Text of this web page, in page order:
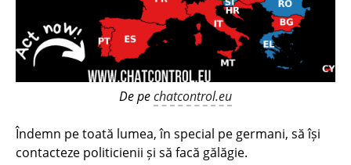
De pechatcontrol.eu
Îndemn pe toată lumea, în special pe germani, să își
contacteze politicienii și să facă gălăgie.